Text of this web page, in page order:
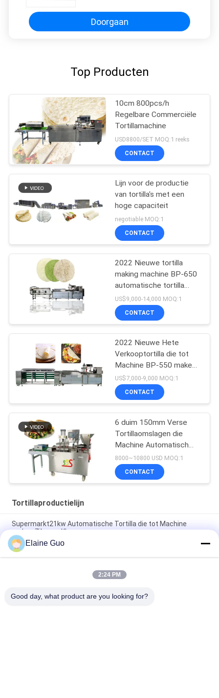
Doorgaan
Top Producten
10cm 800pcs/h
Regelbare Commerciële
Tortillamachine
USD8800/SET MOQ:1 reeks
CONTACT
Lijn voor de productie
van tortilla's met een
hoge capaciteit
negotiable MOQ:1
CONTACT
2022 Nieuwe tortilla
making machine BP-650
automatische tortilla
making machine
US$9,000-14,000 MOQ:1
CONTACT
2022 Nieuwe Hete
Verkooptortilla die tot
Machine BP-550 maken
Tortillaproductielijn
US$7,000-9,000 MOQ:1
CONTACT
6 duim 150mm Verse
Tortillaomslagen die
Machine Automatisch
maken Volledige
8000~10800 USD MOQ:1
CONTACT
Tortillaproductielijn
Supermarkt21kw Automatische Tortilla die tot Machine
maken Zilveren Kleur
10 - 45cm volledig Automatische Productielijn van de
Diameter de Nieuwe Tortilla
Nieuwe automatische broodmachine voor Roti Corn Tortilla
Elaine Guo
2:24 PM
Good day, what product are you looking for?